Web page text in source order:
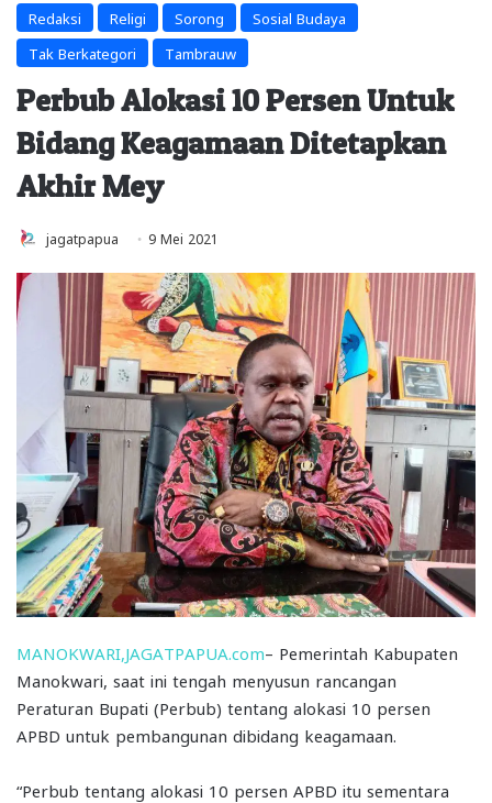
Redaksi Religi Sorong Sosial Budaya
Tak Berkategori Tambrauw
Perbub Alokasi 10 Persen Untuk
Bidang Keagamaan Ditetapkan
Akhir Mey
jagatpapua 9 Mei 2021
MANOKWARI,JAGATPAPUA.com– Pemerintah Kabupaten
Manokwari, saat ini tengah menyusun rancangan
Peraturan Bupati (Perbub) tentang alokasi 10 persen
APBD untuk pembangunan dibidang keagamaan.
“Perbub tentang alokasi 10 persen APBD itu sementara